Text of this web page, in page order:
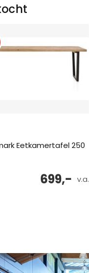
Eetkamertafel 250
v.a.
699,-